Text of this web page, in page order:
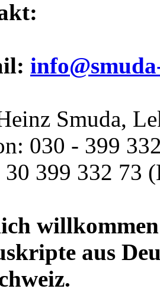
Smuda,
030 - 399
30 399 332 73
aus